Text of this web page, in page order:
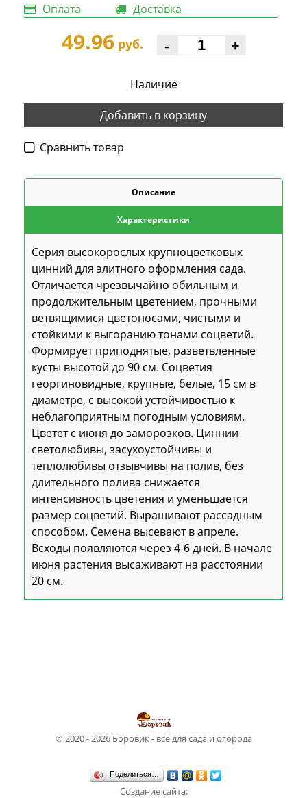
Оплата Доставка
49.96руб. - +
Наличие
Добавить в корзину
Cравнить товар
Описание
Характеристики
Серия высокорослых крупноцветковых
цинний для элитного оформления сада.
Отличается чрезвычайно обильным и
продолжительным цветением, прочными
ветвящимися цветоносами, чистыми и
стойкими к выгоранию тонами соцветий.
Формирует приподнятые, разветвленные
кусты высотой до 90 см. Соцветия
георгиновидные, крупные, белые, 15 см в
диаметре, с высокой устойчивостью к
неблагоприятным погодным условиям.
Цветет с июня до заморозков. Циннии
светолюбивы, засухоустойчивы и
теплолюбивы отзывчивы на полив, без
длительного полива снижается
интенсивность цветения и уменьшается
размер соцветий. Выращивают рассадным
способом. Семена высевают в апреле.
Всходы появляются через 4-6 дней. В начале
июня растения высаживают на расстоянии
20 см.
© 2020 - 2026 Боровик - всё для сада и огорода
Поделиться…
Создание сайта: